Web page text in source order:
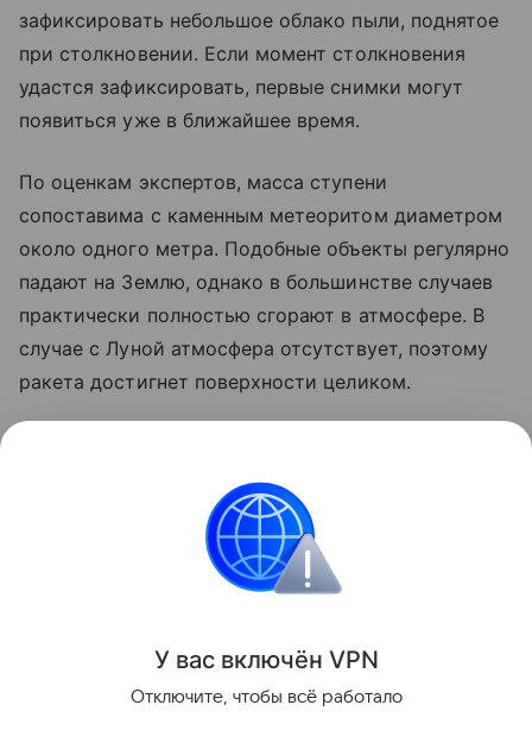
зафиксировать небольшое облако пыли, поднятое
при столкновении. Если момент столкновения
удастся зафиксировать, первые снимки могут
появиться уже в ближайшее время.
По оценкам экспертов, масса ступени
сопоставима с каменным метеоритом диаметром
около одного метра. Подобные объекты регулярно
падают на Землю, однако в большинстве случаев
практически полностью сгорают в атмосфере. В
случае с Луной атмосфера отсутствует, поэтому
ракета достигнет поверхности целиком.
об атмосфере древней Земли.
Луна российские ученые
Поделиться
У вас включён VPN
Отключите, чтобы всё работало